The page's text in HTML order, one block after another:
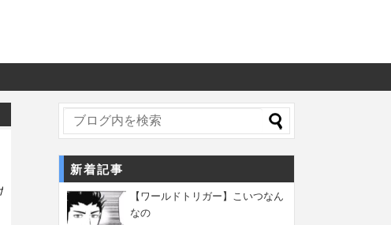
新着記事
【ワールドトリガー】こいつなん
なの